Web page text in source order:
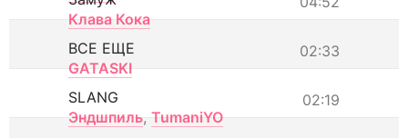
Клава Кока
02:33
ВСЕ ЕЩЕ
GATASKI
02:19
SLANG
Эндшпиль, TumaniYO